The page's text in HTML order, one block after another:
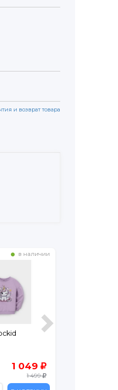
и возврат товара
в наличии
1 049
1 499